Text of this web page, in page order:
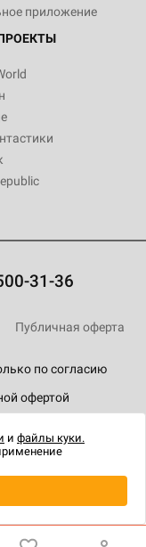
приложение
31-36
по согласию
офертой
Публичная оферта
и файлы куки.